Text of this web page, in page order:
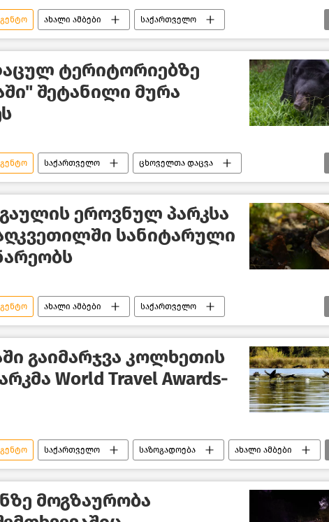
ახალი ამბები საქართველო
გარემოს ეროვნული სააგენტო
მეურნეობის სამინისტრო
ტერიტორიებზე
შეტანილი მურა
საქართველო ცხოველთა დაცვა
შემთხვევები საქართველოში ახალი ამბები
ეროვნულ პარკსა
სანიტარული
ახალი ამბები საქართველო
გარემოს დაცვისა და სოფლის მეურნეობის სამინისტრო
გაიმარჯვა კოლხეთის
World Travel Awards-
საქართველო საზოგადოება ახალი ამბები
მოგზაურობა